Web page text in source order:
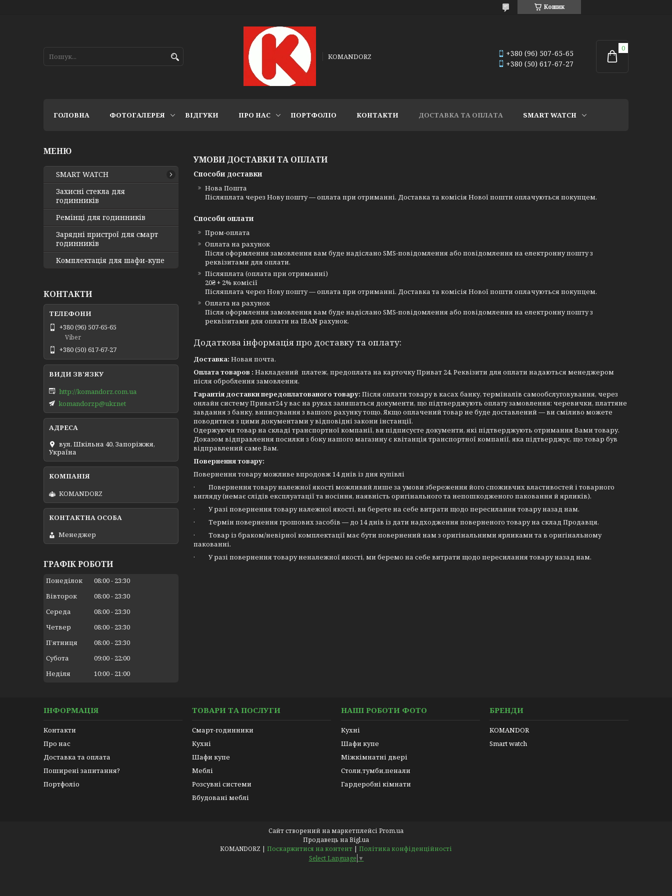
Кошик
KOMANDORZ
+380 (96) 507-65-65
+380 (50) 617-67-27
ГОЛОВНА ФОТОГАЛЕРЕЯ ВІДГУКИ ПРО НАС ПОРТФОЛІО КОНТАКТИ ДОСТАВКА ТА ОПЛАТА SMART WATCH
УМОВИ ДОСТАВКИ ТА ОПЛАТИ
Способи доставки
Нова Пошта
Післяплата через Нову пошту — оплата при отриманні. Доставка та комісія Нової пошти оплачуються покупцем.
Способи оплати
Пром-оплата
Оплата на рахунок
Після оформлення замовлення вам буде надіслано SMS-повідомлення або повідомлення на електронну пошту з
реквізитами для оплати.
Післяплата (оплата при отриманні)
20₴ + 2% комісії
Післяплата через Нову пошту — оплата при отриманні. Доставка та комісія Нової пошти оплачуються покупцем.
Оплата на рахунок
Після оформлення замовлення вам буде надіслано SMS-повідомлення або повідомлення на електронну пошту з
реквізитами для оплати на IBAN рахунок.
Доставка: Новая почта.
Оплата товаров : Накладений платеж, предоплата на карточку Приват 24. Реквізити для оплати надаються менеджером
після оброблення замовлення.
Гарантія доставки передоплатованого товару: Після оплати товару в касах банку, терміналів самообслуговування, через
онлайн систему Приват24 у вас на руках залишаться документи, що підтверджують оплату замовлення: черевички, платтяне
завдання з банку, виписування з вашого рахунку тощо. Якщо оплачений товар не буде доставлений — ви сміливо можете
поводитися з цими документами у відповідні закони інстанції.
Одержуючи товар на складі транспортної компанії, ви підписуєте документи, які підтверджують отримання Вами товару.
Доказом відправлення посилки з боку нашого магазину є квітанція транспортної компанії, яка підтверджує, що товар був
відправлений саме Вам.
Повернення товару:
Повернення товару можливе впродовж 14 днів із дня купівлі
· Повернення товару належної якості можливий лише за умови збереження його споживчих властивостей і товарного
вигляду (немає слідів експлуатації та носіння, наявність оригінального та непошкодженого паковання й ярликів).
· У разі повернення товару належної якості, ви берете на себе витрати щодо пересилання товару назад нам.
· Термін повернення грошових засобів — до 14 днів із дати надходження поверненого товару на склад Продавця.
· Товар із браком/невірної комплектації має бути повернений нам з оригінальними ярликами та в оригінальному
пакованні.
· У разі повернення товару неналежної якості, ми беремо на себе витрати щодо пересилання товару назад нам.
SMART WATCH
Захисні стекла для
годинників
Ремінці для годинників
Зарядні пристрої для смарт
годинників
Комплектація для шафи-купе
КОНТАКТИ
+380 (96) 507-65-65
Viber
+380 (50) 617-67-27
http://komandorz.com.ua
komandorzp@ukr.net
вул. Шкільна 40, Запоріжжя,
Україна
KOMANDORZ
Менеджер
ГРАФІК РОБОТИ
Понеділок 08:00
23:30
Вівторок
08:00
23:30
Середа
08:00
23:30
Четвер
08:00
23:30
Пʼятниця
08:00
23:30
Субота
09:00
22:00
Неділя
10:00 21:00
ІНФОРМАЦІЯ
Контакти
Про нас
Доставка та оплата
Поширені запитання?
Портфоліо
ТОВАРИ ТА ПОСЛУГИ
Смарт-годинники
Кухні
Шафи купе
Меблі
Розсувні системи
Вбудовані меблі
НАШІ РОБОТИ ФОТО
Кухні
Шафи купе
Міжкімнатні двері
Столи,тумби,пенали
Гардеробні кімнати
БРЕНДИ
KOMANDOR
Smart watch
Сайт створений на маркетплейсі Prom.ua
Продавець на Bigl.ua
KOMANDORZ | Поскаржитися на контент | Політика конфіденційності
Select Language ▼